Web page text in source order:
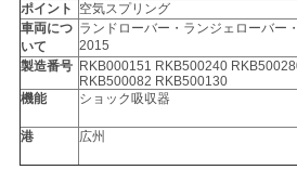
用
を
要
求
ポイント 空気スプリング
車両につ
いて
ランドローバー・ランジェローバー
2015
製造番号 RKB000151 RKB500240
RKB500082 RKB500130
機能 ショック吸収器
港
広州